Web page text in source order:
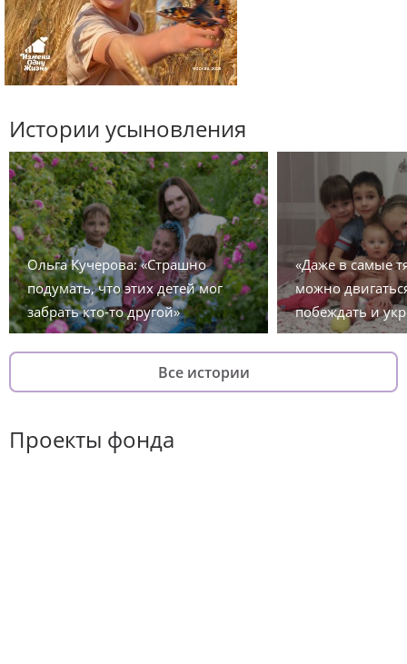
Истории усыновления
Ольга Кучерова: «Страшно
подумать, что этих детей мог
забрать кто-то другой»
«Даже в самые
можно
побеждать и
Все истории
Проекты фонда